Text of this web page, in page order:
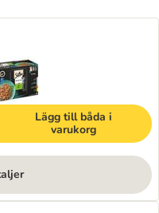
Lägg till båda i
varukorg